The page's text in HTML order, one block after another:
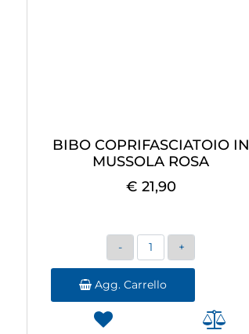
BIBO COPRIFASCIATOIO IN
MUSSOLA ROSA
€ 21,90
Quantità
Agg. Carrello